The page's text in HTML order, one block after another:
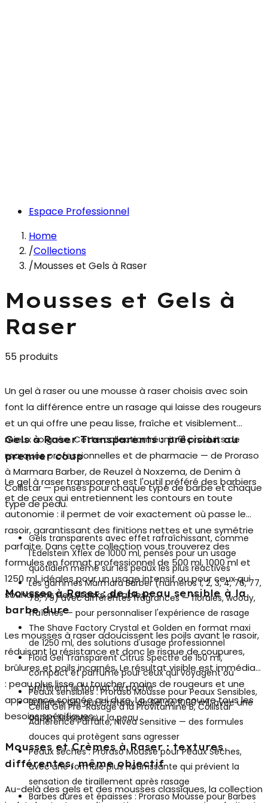
Espace Professionnel
Home
/Collections
/Mousses et Gels à Raser
Mousses et Gels à
Raser
55 produits
Un gel à raser ou une mousse à raser choisis avec soin
font la différence entre un rasage qui laisse des rougeurs
et un qui offre une peau lisse, fraîche et visiblement
mieux soignée. Cette collection réunit 61 produits de
marques professionnelles et de pharmacie — de Proraso
à Marmara Barber, de Reuzel à Noxzema, de Denim à
Collistar — pensés pour chaque type de barbe et chaque
type de peau.
Gels à Raser Transparents : précision au
premier coup
Le gel à raser transparent est l'outil préféré des barbiers
et de ceux qui entretiennent les contours en toute
autonomie : il permet de voir exactement où passe le
rasoir, garantissant des finitions nettes et une symétrie
parfaite. Dans cette collection vous trouverez des
formules en format professionnel de 500 ml, 1000 ml et
1250 ml, idéales pour un usage intensif ou pour ceux qui
souhaitent des stocks durables :
Gels transparents avec effet rafraîchissant, comme
l'Edelstein Xflex de 1000 ml, pensés pour un usage
quotidien même sur les peaux les plus réactives
Les gammes Marmara Barber (numéros 1, 2, 3, 4, 76, 77,
78, 79) avec différentes fragrances — florales, woody,
fraîches — pour personnaliser l'expérience de rasage
The Shave Factory Crystal et Golden en format maxi
de 1250 ml, des solutions d'usage professionnel
Floid Gel Transparent Citrus Spectre de 150 ml,
compact et parfumé pour ceux qui voyagent ou
préfèrent le format de poche
Bulligans Gel aux Cristaux de Sel de 1000 ml, avec une
action lissante sur la peau
Mousses à Raser : de la peau sensible à la
barbe dure
Les mousses à raseradoucissent les poils avant le rasoir,
réduisant la résistance et donc le risque de coupures,
brûlures et poils incarnés. Le résultat visible est immédiat
: peau plus lisse au toucher, moins de rougeurs et une
apparence soignée qui dure. La gamme couvre tous les
besoins spécifiques :
Peaux sensibles : Proraso Mousse pour Peaux Sensibles,
Cella Gel Pré-Rasage à la Provitamine B, Collistar
Adhérence Parfaite, Nivea Sensitive — des formules
douces qui protègent sans agresser
Peaux sèches: Proraso Mousse pour Peaux Sèches,
avec une formule plus nourrissante qui prévient la
sensation de tiraillement après rasage
Barbes dures et épaisses : Proraso Mousse pour Barbes
Mousses et Crèmes à Raser : textures
différentes, même objectif
Au-delà des gels et des mousses classiques, la collection